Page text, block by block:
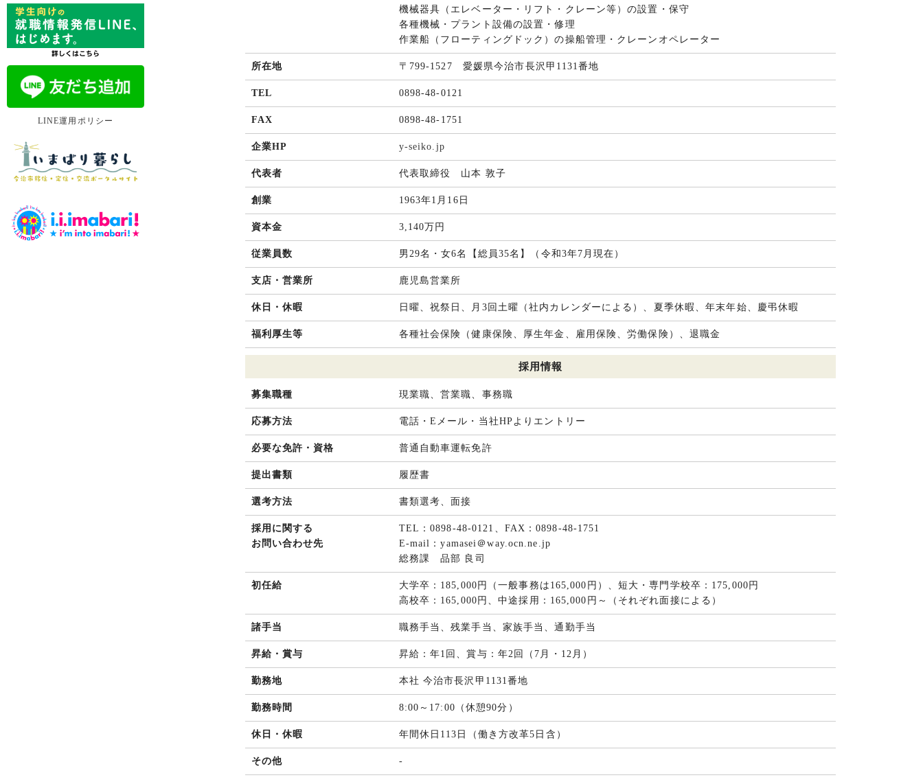
LINE運用ポリシー
機械器具（エレベーター・リフト・クレーン等）の設置・保守
各種機械・プラント設備の設置・修理
作業船（フローティングドック）の操船管理・クレーンオペレーター
所在地 〒799-1527 愛媛県今治市長沢甲1131番地
TEL 0898-48-0121
FAX 0898-48-1751
企業HP y-seiko.jp
代表者 代表取締役 山本 敦子
創業 1963年1月16日
資本金 3,140万円
従業員数 男29名・女6名【総員35名】（令和3年7月現在）
支店・営業所 鹿児島営業所
休日・休暇 日曜、祝祭日、月3回土曜（社内カレンダーによる）、夏季休暇、年末年始、慶弔休暇
福利厚生等 各種社会保険（健康保険、厚生年金、雇用保険、労働保険）、退職金
採用情報
募集職種 現業職、営業職、事務職
応募方法 電話・Eメール・当社HPよりエントリー
必要な免許・資格 普通自動車運転免許
提出書類 履歴書
選考方法 書類選考、面接
採用に関する
お問い合わせ先
TEL：0898-48-0121、FAX：0898-48-1751
E-mail：yamasei＠way.ocn.ne.jp
総務課 品部 良司
初任給
大学卒：185,000円（一般事務は165,000円）、短大・専門学校卒：175,000円
高校卒：165,000円、中途採用：165,000円～（それぞれ面接による）
諸手当 職務手当、残業手当、家族手当、通勤手当
昇給・賞与 昇給：年1回、賞与：年2回（7月・12月）
勤務地 本社 今治市長沢甲1131番地
勤務時間 8:00～17:00（休憩90分）
休日・休暇 年間休日113日（働き方改革5日含）
その他 -